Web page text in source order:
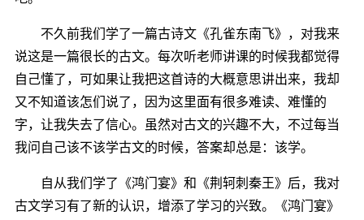
不久前我们学了一篇古诗文《孔雀东南飞》，对我来
说这是一篇很长的古文。每次听老师讲课的时候我都觉得
自己懂了，可如果让我把这首诗的大概意思讲出来，我却
又不知道该怎们说了，因为这里面有很多难读、难懂的
字，让我失去了信心。虽然对古文的兴趣不大，不过每当
我问自己该不该学古文的时候，答案却总是：该学。
自从我们学了《鸿门宴》和《荆轲刺秦王》后，我对
古文学习有了新的认识，增添了学习的兴致。《鸿门宴》